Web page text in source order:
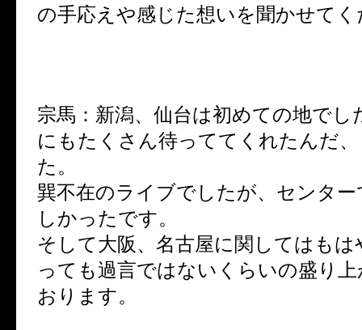
の手応えや感じた想いを聞かせて
宗馬：新潟、仙台は初めての地でし
にもたくさん待っててくれたんだ
た。
巽不在のライブでしたが、センタ
しかったです。
そして大阪、名古屋に関してはも
っても過言ではないくらいの盛り
おります。